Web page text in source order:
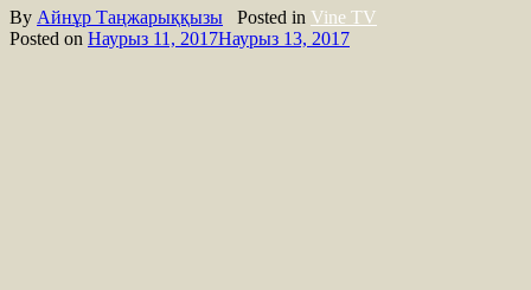
By Айнұр Таңжарыққызы Posted in Vine TV
Posted on Наурыз 11, 2017Наурыз 13, 2017